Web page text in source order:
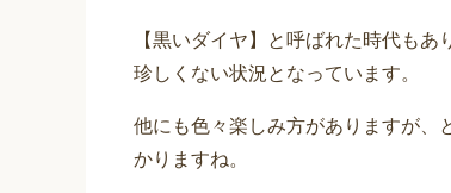
【黒いダイヤ】と呼ばれた時代も
珍しくない状況となっています。
他にも色々楽しみ方がありますが、
かりますね。